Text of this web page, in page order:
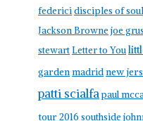
federicidisciples of soul
Jackson Browne joe
stewartLetter to You
gardenmadridnew
patti scialfapaul
tour 2016southside